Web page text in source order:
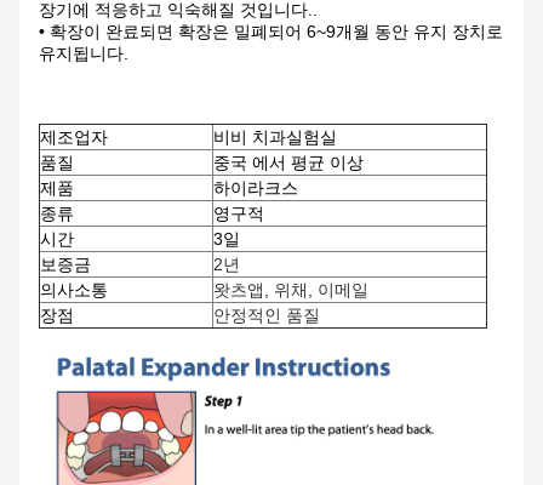
장기에 적응하고 익숙해질 것입니다..
• 확장이 완료되면 확장은 밀폐되어 6~9개월 동안 유지 장치로
유지됩니다.
제조업자
비비 치과실험실
품질
중국 에서 평균 이상
제품
하이라크스
종류
영구적
시간
3일
보증금
2년
의사소통
왓츠앱, 위채, 이메일
장점
안정적인 품질